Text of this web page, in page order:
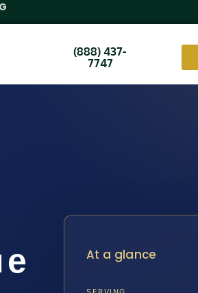
(888) 437-
7747
At a glance